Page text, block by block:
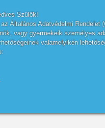
Szülők!
Általános Adatvédelmi
vagy gyermekeik személyes
valamelyikén